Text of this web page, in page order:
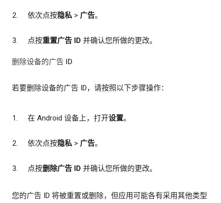
依次点按隐私 > 广告。
点按重置广告 ID 并确认您所做的更改。
删除设备的广告 ID
若要删除设备的广告 ID，请按照以下步骤操作：
在 Android 设备上，打开设置。
依次点按隐私 > 广告。
点按删除广告 ID 并确认您所做的更改。
您的广告 ID 将被重置或删除，但应用可能各有采用其他类型